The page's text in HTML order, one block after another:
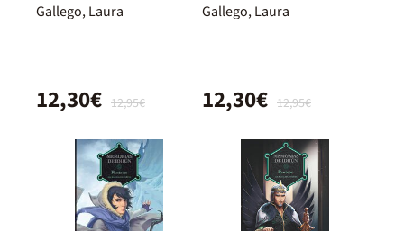
Gallego, Laura
12,95€
12,30€
Gallego, Laura
12,95€
12,30€